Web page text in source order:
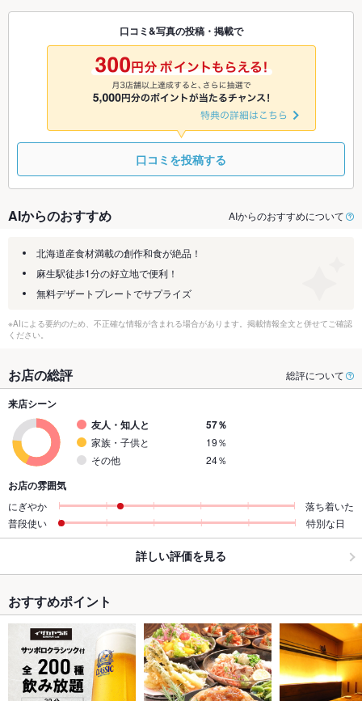
8/30 8/31 9/1
◎
9/2
◎
9/3
◎
9/4 9/5
9/8
◎
9/9
◎
9/10
◎
9/11
口コミ&写真の投稿・掲載で
口コミを投稿する
AIからのおすすめ AIからのおすすめについて
北海道産食材満載の創作和食が絶品！
麻生駅徒歩1分の好立地で便利！
無料デザートプレートでサプライズ
※AIによる要約のため、不正確な情報が含まれる場合があります。掲載情報全文と併せてご確認
ください。
お店の総評 総評について
来店シーン
友人・知人と
57％
家族・子供と
19％
その他
24％
お店の雰囲気
にぎやか
落ち着いた
普段使い
特別な日
詳しい評価を見る
おすすめポイント